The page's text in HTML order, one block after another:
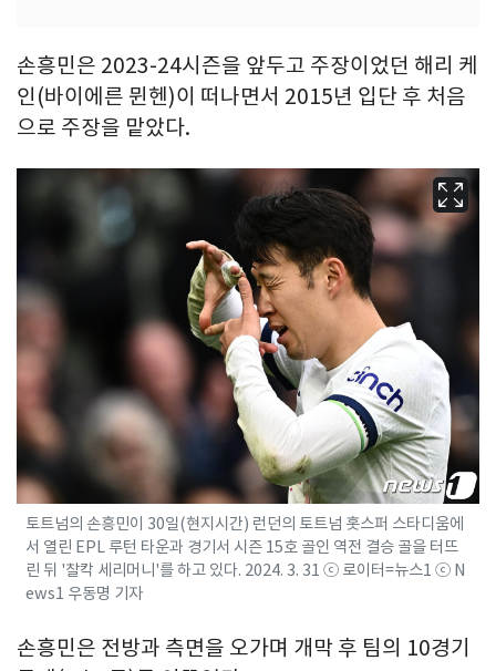
손흥민은 2023-24시즌을 앞두고 주장이었던 해리 케
인(바이에른 뮌헨)이 떠나면서 2015년 입단 후 처음
으로 주장을 맡았다.
토트넘의 손흥민이 30일(현지시간) 런던의 토트넘 홋스퍼 스타디움에
서 열린 EPL 루턴 타운과 경기서 시즌 15호 골인 역전 결승 골을 터뜨
린 뒤 '찰칵 세리머니'를 하고 있다. 2024. 3. 31 ⓒ 로이터=뉴스1 ⓒ N
ews1 우동명 기자
손흥민은 전방과 측면을 오가며 개막 후 팀의 10경기